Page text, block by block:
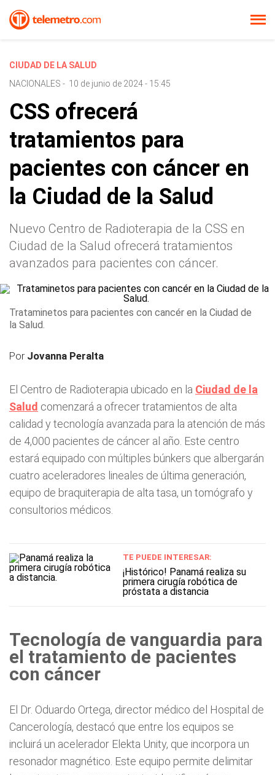
CIUDAD DE LA SALUD
NACIONALES - 10 de junio de 2024 - 15:45
CSS ofrecerá
tratamientos para
pacientes con cáncer en
la Ciudad de la Salud
Nuevo Centro de Radioterapia de la CSS en
Ciudad de la Salud ofrecerá tratamientos
avanzados para pacientes con cáncer.
Trataminetos para pacientes con cancér en la Ciudad de
la Salud.
Por Jovanna Peralta
El Centro de Radioterapia ubicado en la Ciudad de la
Salud comenzará a ofrecer tratamientos de alta
calidad y tecnología avanzada para la atención de más
de 4,000 pacientes de cáncer al año. Este centro
estará equipado con múltiples búnkers que albergarán
cuatro aceleradores lineales de última generación,
equipo de braquiterapia de alta tasa, un tomógrafo y
consultorios médicos.
TE PUEDE INTERESAR:
¡Histórico! Panamá realiza su
primera cirugía robótica de
próstata a distancia
Tecnología de vanguardia para
el tratamiento de pacientes
con cáncer
El Dr. Oduardo Ortega, director médico del Hospital de
Cancerología, destacó que entre los equipos se
incluirá un acelerador Elekta Unity, que incorpora un
resonador magnético. Este equipo permite delimitar